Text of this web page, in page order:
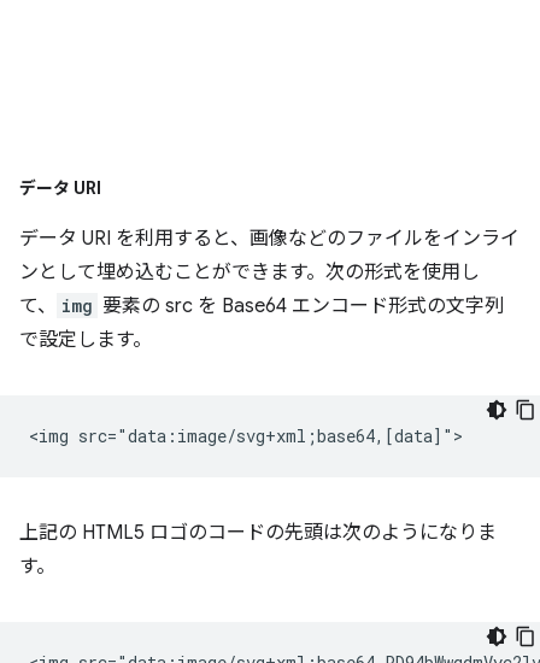
データ URI
データ URI を利用すると、画像などのファイルをインライ
ンとして埋め込むことができます。次の形式を使用し
て、
img 要素の src を Base64 エンコード形式の文字列
で設定します。
上記の HTML5 ロゴのコードの先頭は次のようになりま
す。